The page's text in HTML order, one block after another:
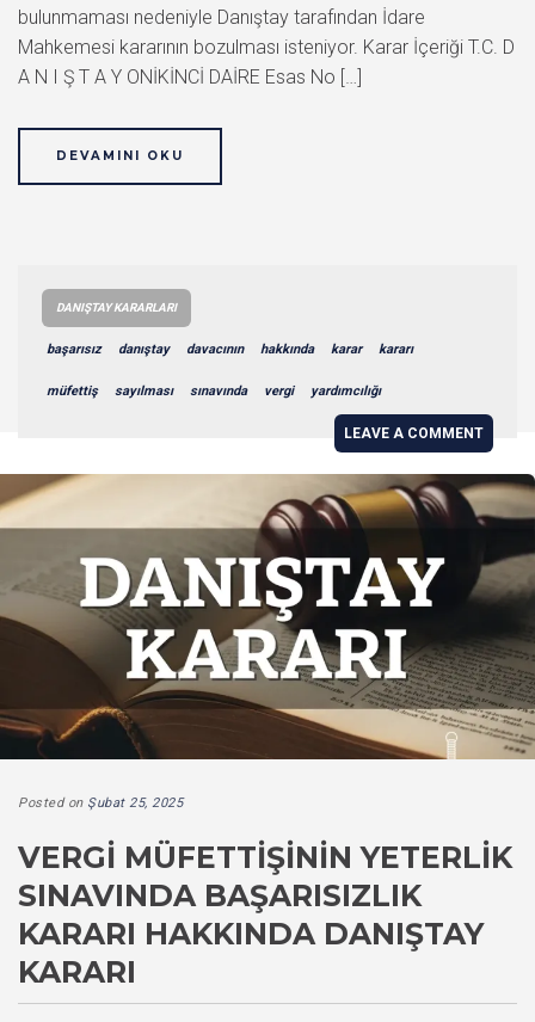
bulunmaması nedeniyle Danıştay tarafından İdare
Mahkemesi kararının bozulması isteniyor. Karar İçeriği T.C. D
A N I Ş T A Y ONİKİNCİ DAİRE Esas No […]
DEVAMINI OKU
DANIŞTAY KARARLARI
başarısız danıştay davacının hakkında karar kararı
müfettiş sayılması sınavında vergi yardımcılığı
LEAVE A COMMENT
Posted on Şubat 25, 2025
VERGI MÜFETTIŞININ YETERLIK
SINAVINDA BAŞARISIZLIK
KARARI HAKKINDA DANIŞTAY
KARARI